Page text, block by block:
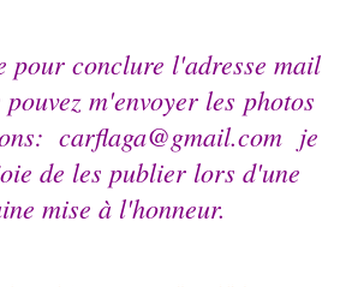
pour conclure l'adresse mail
m'envoyer les photos
carflaga@gmail.com je
de les publier lors d'une
mise à l'honneur.